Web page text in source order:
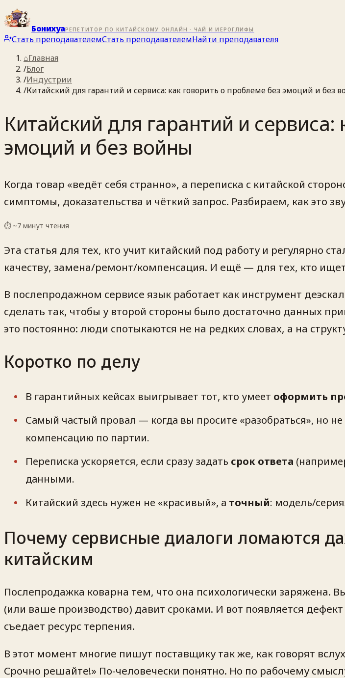
БонихуаРЕПЕТИТОР ПО КИТАЙСКОМУ ОНЛАЙН · ЧАЙ И ИЕРОГЛИФЫ
Стать преподавателемСтать преподавателемНайти преподавателя
⌂Главная
/Блог
/Индустрии
/Китайский для гарантий и сервиса: как говорить о проблеме без эмоций и без
Китайский для гарантий и
эмоций и без войны
Когда товар «ведёт себя странно», а переписка с китайской
симптомы, доказательства и чёткий запрос. Разбираем, как это
⏱ ~7 минут чтения
Эта статья для тех, кто учит китайский под работу и регулярно
качеству, замена/ремонт/компенсация. И ещё — для тех, кто
В послепродажном сервисе язык работает как инструмент
сделать так, чтобы у второй стороны было достаточно данных
это постоянно: люди спотыкаются не на редких словах, а на
Коротко по делу
В гарантийных кейсах выигрывает тот, кто умеет оформить
Самый частый провал — когда вы просите «разобраться», но не
компенсацию по партии.
Переписка ускоряется, если сразу задать срок ответа
данными.
Китайский здесь нужен не «красивый», а точный: модель/
Почему сервисные диалоги ломаются
китайским
Послепродажка коварна тем, что она психологически заряжена.
(или ваше производство) давит сроками. И вот появляется
съедает ресурс терпения.
В этот момент многие пишут поставщику так же, как говорят
Срочно решайте!» По-человечески понятно. Но по рабочему